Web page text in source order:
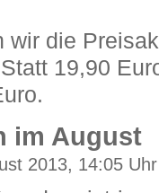
wir die
19,90
im August
2013, 14:05 Uhr